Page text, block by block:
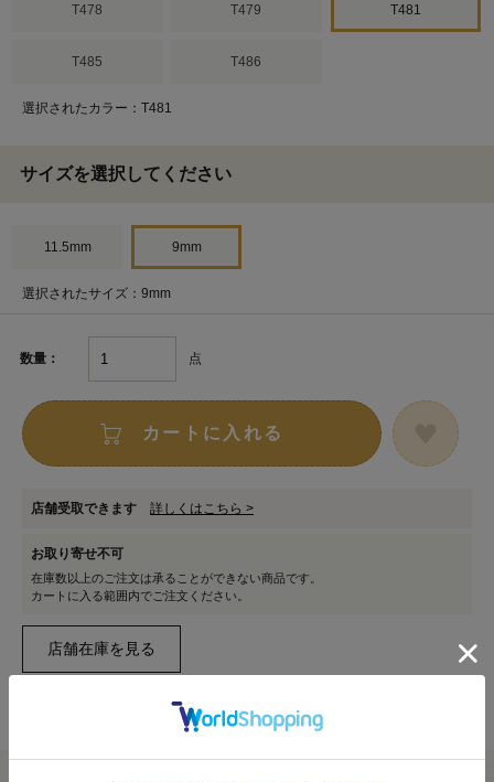
T478 T479 T481
T485 T486
選択されたカラー：T481
サイズを選択してください
11.5mm 9mm
選択されたサイズ：9mm
数量： 点
カートに入れる
店舗受取できます 詳しくはこちら >
お取り寄せ不可
在庫数以上のご注文は承ることができない商品です。
カートに入る範囲内でご注文ください。